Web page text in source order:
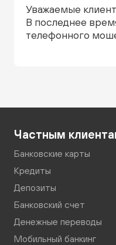
Уважаемые
В последнее
телефонного
Частным
Банковские карты
Кредиты
Депозиты
Банковский счет
Денежные переводы
Мобильный банкинг